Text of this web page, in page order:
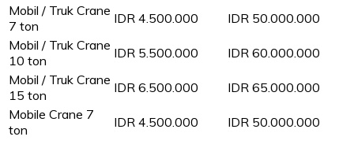
Mobil / Truk Crane
7 ton
IDR 4.500.000
IDR 50.000.000
Mobil / Truk Crane
10 ton
IDR 5.500.000
IDR 60.000.000
Mobil / Truk Crane
15 ton
IDR 6.500.000
IDR 65.000.000
Mobile Crane 7
ton
IDR 4.500.000
IDR 50.000.000